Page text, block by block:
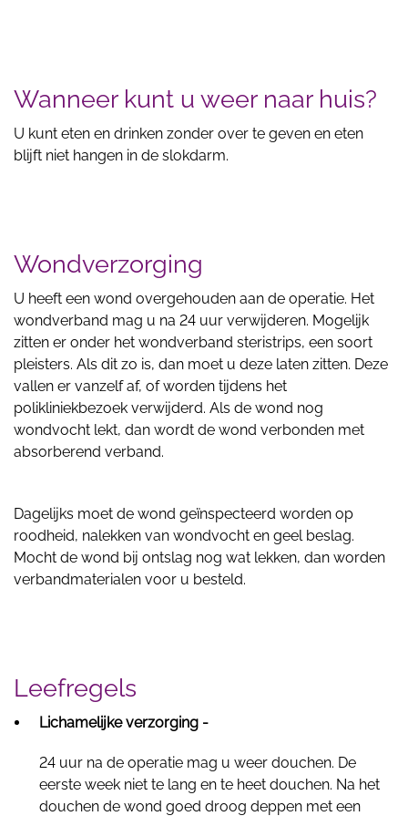
Wanneer kunt u weer naar huis?
U kunt eten en drinken zonder over te geven en eten
blijft niet hangen in de slokdarm.
Wondverzorging
U heeft een wond overgehouden aan de operatie. Het
wondverband mag u na 24 uur verwijderen. Mogelijk
zitten er onder het wondverband steristrips, een soort
pleisters. Als dit zo is, dan moet u deze laten zitten. Deze
vallen er vanzelf af, of worden tijdens het
polikliniekbezoek verwijderd. Als de wond nog
wondvocht lekt, dan wordt de wond verbonden met
absorberend verband.
Dagelijks moet de wond geïnspecteerd worden op
roodheid, nalekken van wondvocht en geel beslag.
Mocht de wond bij ontslag nog wat lekken, dan worden
verbandmaterialen voor u besteld.
Leefregels
Lichamelijke verzorging -
24 uur na de operatie mag u weer douchen. De
eerste week niet te lang en te heet douchen. Na het
douchen de wond goed droog deppen met een